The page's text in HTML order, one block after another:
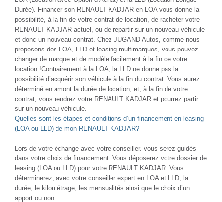
Durée). Financer son RENAULT KADJAR en LOA vous donne la
possibilité, à la fin de votre contrat de location, de racheter votre
RENAULT KADJAR actuel, ou de repartir sur un nouveau véhicule
et donc un nouveau contrat. Chez JUGAND Autos, comme nous
proposons des LOA, LLD et leasing multimarques, vous pouvez
changer de marque et de modèle facilement à la fin de votre
location !Contrairement à la LOA, la LLD ne donne pas la
possibilité d’acquérir son véhicule à la fin du contrat. Vous aurez
déterminé en amont la durée de location, et, à la fin de votre
contrat, vous rendrez votre RENAULT KADJAR et pourrez partir
sur un nouveau véhicule.
Quelles sont les étapes et conditions d’un financement en leasing
(LOA ou LLD) de mon RENAULT KADJAR?
Lors de votre échange avec votre conseiller, vous serez guidés
dans votre choix de financement. Vous déposerez votre dossier de
leasing (LOA ou LLD) pour votre RENAULT KADJAR. Vous
déterminerez, avec votre conseiller expert en LOA et LLD, la
durée, le kilométrage, les mensualités ainsi que le choix d’un
apport ou non.